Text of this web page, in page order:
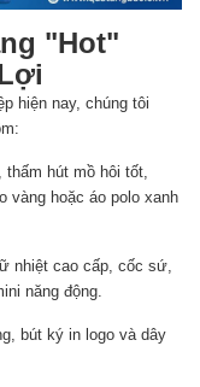
"Hot"
hiện nay, chúng tôi
thấm hút mồ hôi tốt,
vàng hoặc áo polo xanh
nhiệt cao cấp, cốc sứ,
năng động.
bút ký in logo và dây